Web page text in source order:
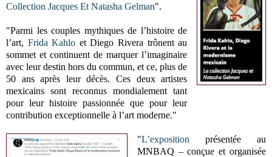
Collection Jacques Et Natasha Gelman".
"Parmi les couples mythiques de l’histoire de
l’art, Frida Kahlo et Diego Rivera trônent au
sommet et continuent de marquer l’imaginaire
avec leur destin hors du commun, et ce, plus de
50 ans après leur décès. Ces deux artistes
mexicains sont reconnus mondialement tant
pour leur histoire passionnée que pour leur
contribution exceptionnelle à l’art moderne."
"L’exposition présentée au
MNBAQ – conçue et organisée